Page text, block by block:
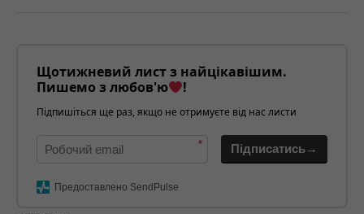
Щотижневий лист з найцікавішим.
Пишемо з любов'ю
!
Підпишіться ще раз, якщо не отримуєте від нас листи
* Підписатись→
Предоставлено SendPulse